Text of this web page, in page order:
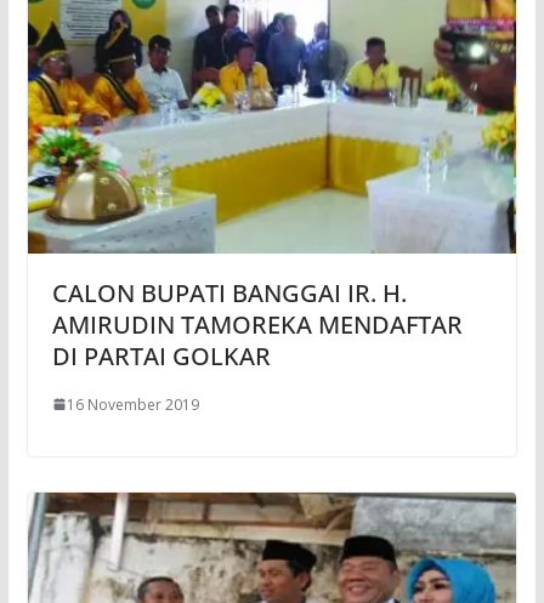
CALON BUPATI BANGGAI IR. H.
AMIRUDIN TAMOREKA MENDAFTAR
DI PARTAI GOLKAR
16 November 2019